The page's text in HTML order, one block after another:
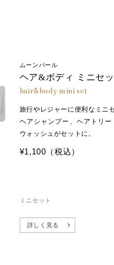
、グリチルリチン酸２Ｋ、サ
リグリセリル-１０、シクロヘ
Ｎａ、サリチル酸、エチドロン
ステアリルアルコール、水添
加水分解コンキオリン－２、
、マカデミアナッツ脂肪酸フィ
ス、ラウロイルグルタミン酸
ム－３３、イソペンチルジオー
モイスチャー ボディウォッシュ
シンＫ、ラウレス硫酸Ｎａ、
解コンキオリン、サクシノイ
ベタイン、ジオレイン酸ＰＥ
チレングリコール、コカミド
ＤＴＡ－３Ｎａ、リン酸、水酸
ムーンパール
ヘア&ボディ ミニセ
hair&body mini set
旅行やレジャーに便利なミニ
ヘアシャンプー、ヘアトリー
ウォッシュがセットに。
ミニセット
¥1,100 （税込）
詳しく見る